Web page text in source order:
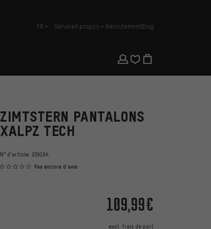
français
FR ServiceÀ propos RecrutementBlog
ZIMTSTERN PANTALONS
XALPZ TECH
N° d'article: 229104
Pas encore d'avis
109,99€
excl. frais de port